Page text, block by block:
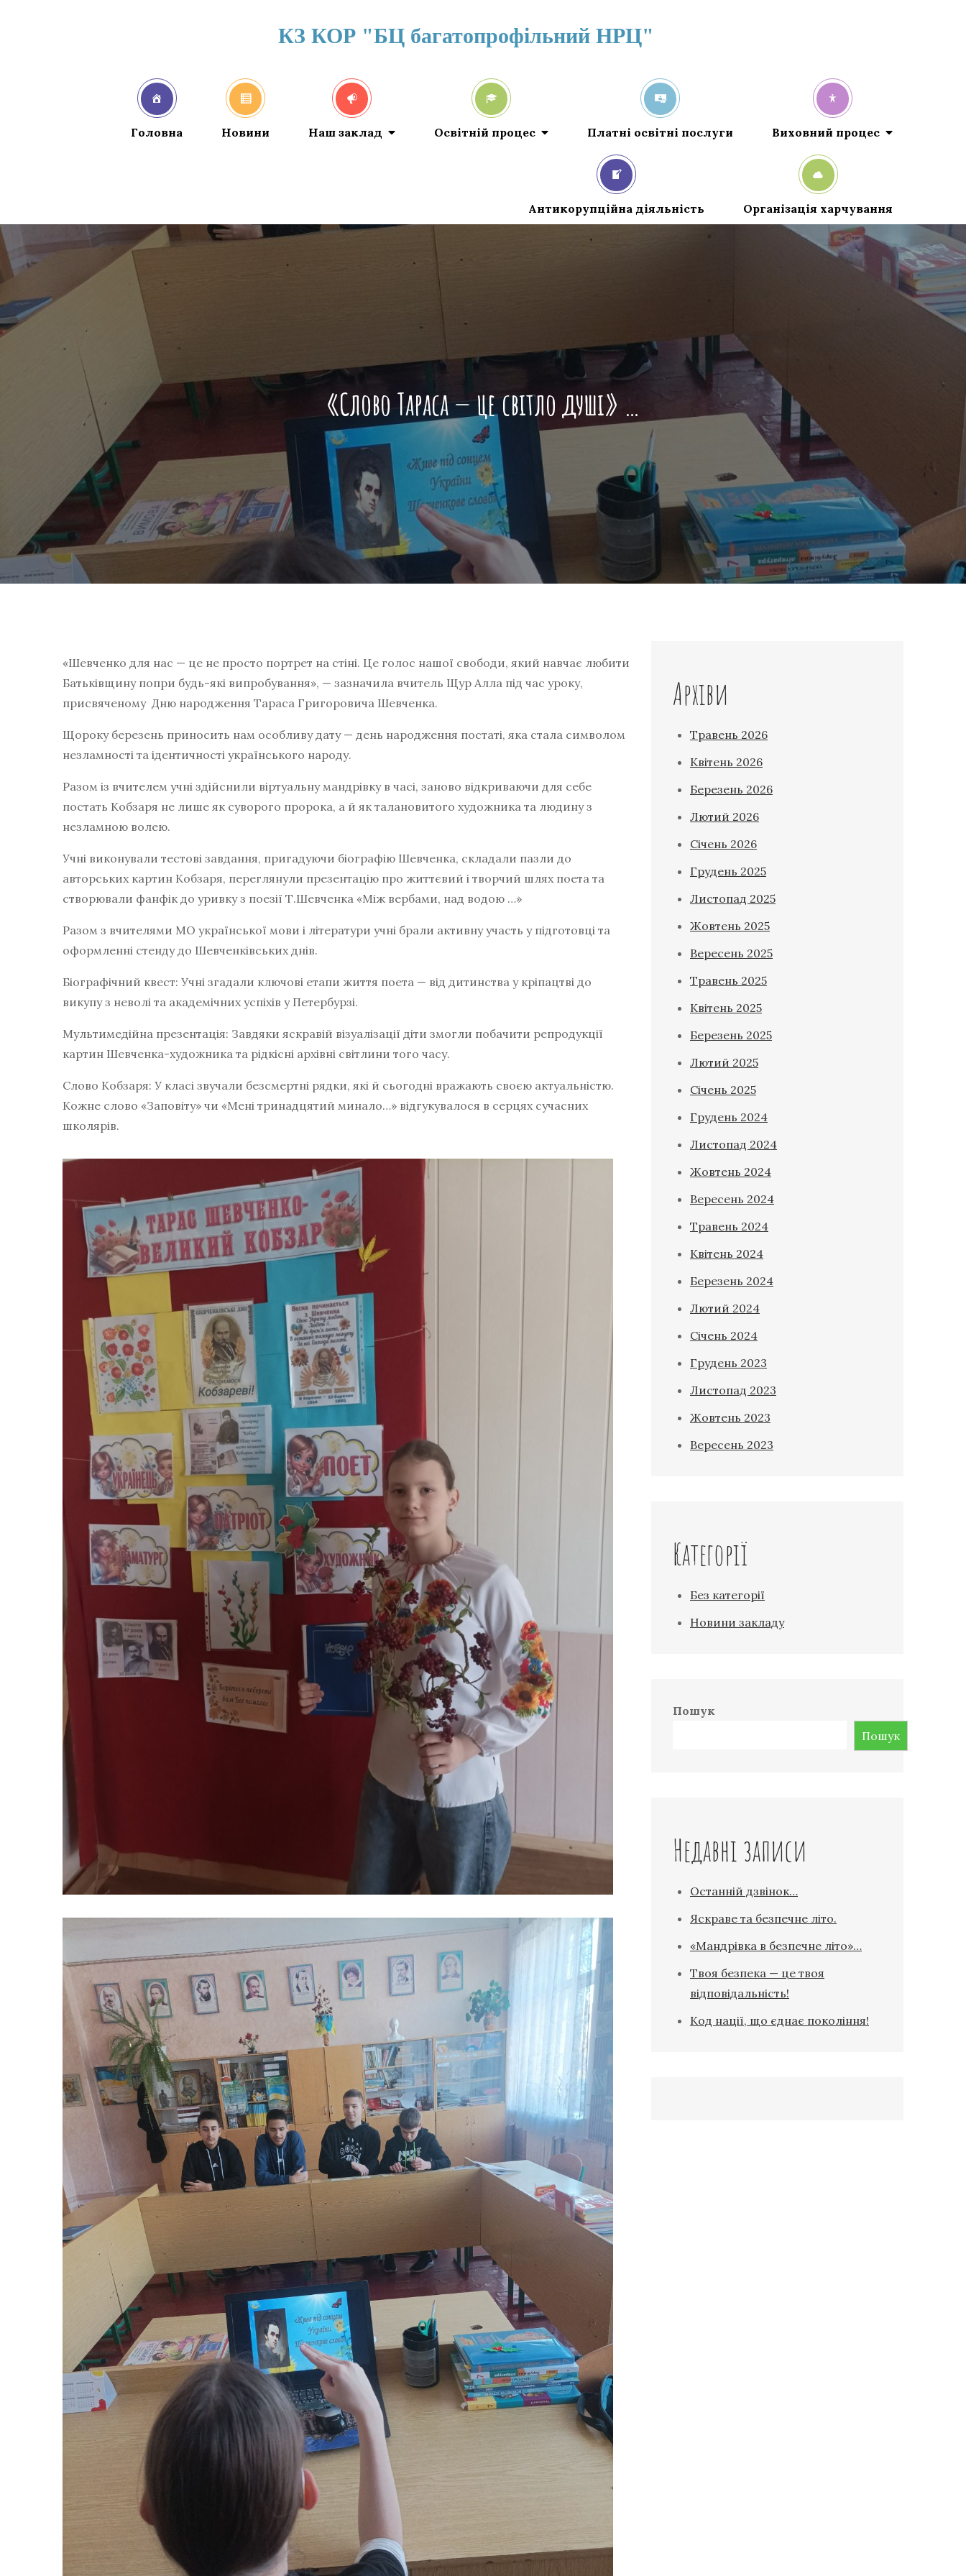
КЗ КОР "БЦ багатопрофільний НРЦ"
Головна Новини Наш заклад Освітній процес Платні освітні послуги Виховний процес
Антикорупційна діяльність Організація харчування
«Слово Тараса — це світло душі» …
«Шевченко для нас — це не просто портрет на стіні. Це голос нашої свободи, який навчає любити
Батьківщину попри будь-які випробування», — зазначила вчитель Щур Алла під час уроку,
присвяченому Дню народження Тараса Григоровича Шевченка.
Щороку березень приносить нам особливу дату — день народження постаті, яка стала символом
незламності та ідентичності українського народу.
Разом із вчителем учні здійснили віртуальну мандрівку в часі, заново відкриваючи для себе
постать Кобзаря не лише як суворого пророка, а й як талановитого художника та людину з
незламною волею.
Учні виконували тестові завдання, пригадуючи біографію Шевченка, складали пазли до
авторських картин Кобзаря, переглянули презентацію про життєвий і творчий шлях поета та
створювали фанфік до уривку з поезії Т.Шевченка «Між вербами, над водою …»
Разом з вчителями МО української мови і літератури учні брали активну участь у підготовці та
оформленні стенду до Шевченківських днів.
Біографічний квест: Учні згадали ключові етапи життя поета — від дитинства у кріпацтві до
викупу з неволі та академічних успіхів у Петербурзі.
Мультимедійна презентація: Завдяки яскравій візуалізації діти змогли побачити репродукції
картин Шевченка-художника та рідкісні архівні світлини того часу.
Слово Кобзаря: У класі звучали безсмертні рядки, які й сьогодні вражають своєю актуальністю.
Кожне слово «Заповіту» чи «Мені тринадцятий минало…» відгукувалося в серцях сучасних
школярів.
Архіви
Травень 2026
Квітень 2026
Березень 2026
Лютий 2026
Січень 2026
Грудень 2025
Листопад 2025
Жовтень 2025
Вересень 2025
Травень 2025
Квітень 2025
Березень 2025
Лютий 2025
Січень 2025
Грудень 2024
Листопад 2024
Жовтень 2024
Вересень 2024
Травень 2024
Квітень 2024
Березень 2024
Лютий 2024
Січень 2024
Грудень 2023
Листопад 2023
Жовтень 2023
Вересень 2023
Категорії
Без категорії
Новини закладу
Пошук
Пошук
Недавні записи
Останній дзвінок…
Яскраве та безпечне літо.
«Мандрівка в безпечне літо»…
Твоя безпека — це твоя
відповідальність!
Код нації, що єднає покоління!